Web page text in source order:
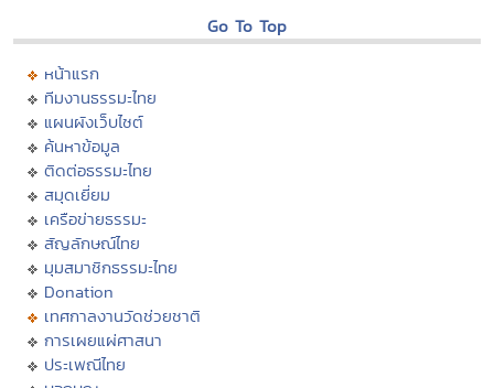
Go To Top
หน้าแรก
ทีมงานธรรมะไทย
แผนผังเว็บไซต์
ค้นหาข้อมูล
ติดต่อธรรมะไทย
สมุดเยี่ยม
เครือข่ายธรรมะ
สัญลักษณ์ไทย
มุมสมาชิกธรรมะไทย
Donation
เทศกาลงานวัดช่วยชาติ
การเผยแผ่ศาสนา
ประเพณีไทย